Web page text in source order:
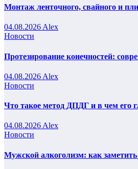
Монтаж ленточного, свайного и
04.08.2026 Alex
Новости
Протезирование конечностей:
04.08.2026 Alex
Новости
Что такое метод ДПДГ и в чем его
04.08.2026 Alex
Новости
Мужской алкоголизм: как